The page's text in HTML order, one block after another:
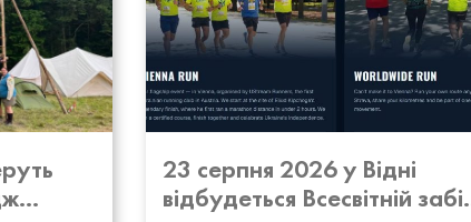
23 серпня 2026 у Відні
відбудеться Всесвітній